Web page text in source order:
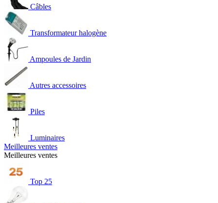
Câbles
Transformateur halogène
Ampoules de Jardin
Autres accessoires
Piles
Luminaires
Meilleures ventes
Meilleures ventes
Top 25